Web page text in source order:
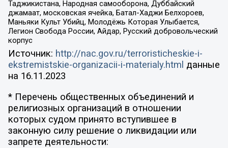
Таджикистана, Народная самооборона, Дуббайский
джамаат, московская ячейка, Батал-Хаджи Белхороев,
Маньяки Культ Убийц, Молодёжь Которая Улыбается,
Легион Свобода России, Айдар, Русский добровольческий
корпус
Источник: http://nac.gov.ru/terroristicheskie-i-
ekstremistskie-organizacii-i-materialy.html данные
на 16.11.2023
* Перечень общественных объединений и
религиозных организаций в отношении
которых судом принято вступившее в
законную силу решение о ликвидации или
запрете деятельности: